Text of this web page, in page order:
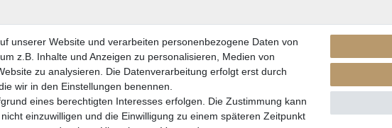
inkl. gesetzl. Mehrwertsteuer zzgl. Versandkosten und ggf. Nachnahmegebühren, wenn nicht anders beschrieben
** Gilt für Lieferungen nach Deutschland. Lieferzeiten für andere EU-Länderhier
unserer Website und verarbeiten personenbezogene Daten von
z.B. Inhalte und Anzeigen zu personalisieren, Medien von
zu analysieren. Die Datenverarbeitung erfolgt erst durch
wir in den Einstellungen benennen.
eines berechtigten Interesses erfolgen. Die Zustimmung kann
einzuwilligen und die Einwilligung zu einem späteren Zeitpunkt